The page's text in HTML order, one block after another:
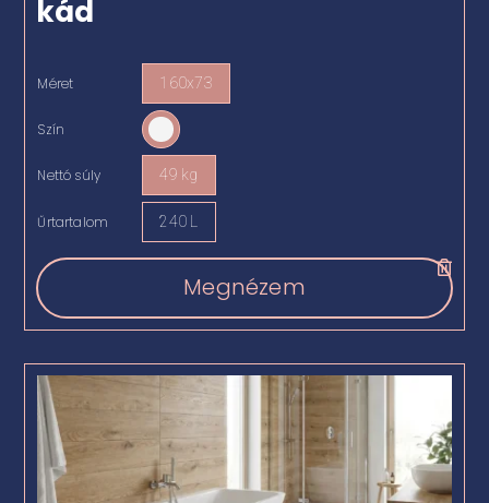
kád
Méret 160x73
Szín
Nettó súly 49 kg
Űrtartalom 240 L
Megnézem